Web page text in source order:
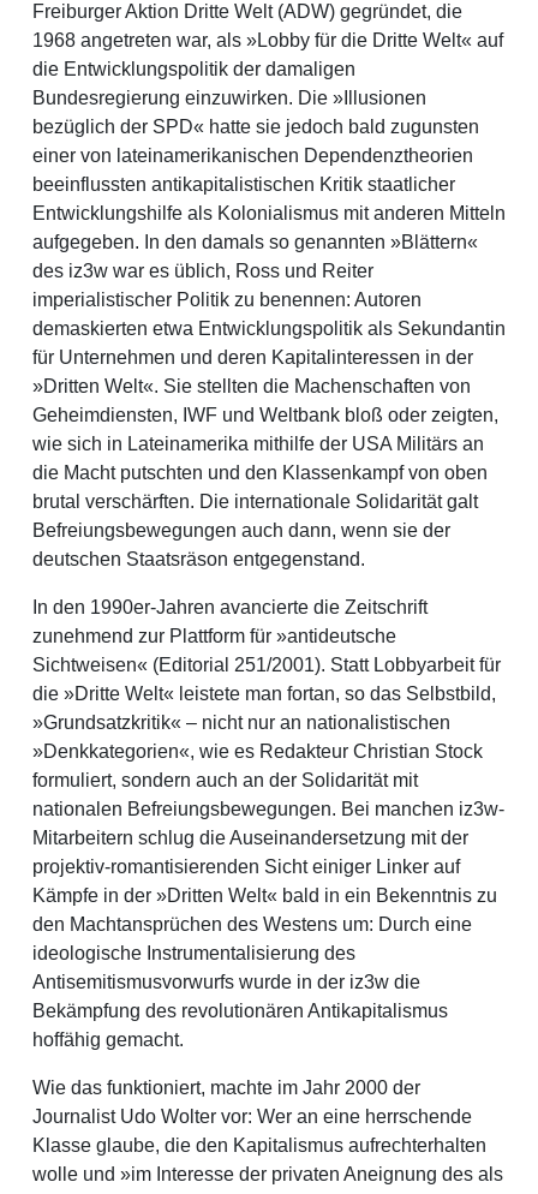
Freiburger Aktion Dritte Welt (ADW) gegründet, die
1968 angetreten war, als »Lobby für die Dritte Welt« auf
die Entwicklungspolitik der damaligen
Bundesregierung einzuwirken. Die »Illusionen
bezüglich der SPD« hatte sie jedoch bald zugunsten
einer von lateinamerikanischen Dependenztheorien
beeinflussten antikapitalistischen Kritik staatlicher
Entwicklungshilfe als Kolonialismus mit anderen Mitteln
aufgegeben. In den damals so genannten »Blättern«
des iz3w war es üblich, Ross und Reiter
imperialistischer Politik zu benennen: Autoren
demaskierten etwa Entwicklungspolitik als Sekundantin
für Unternehmen und deren Kapitalinteressen in der
»Dritten Welt«. Sie stellten die Machenschaften von
Geheimdiensten, IWF und Weltbank bloß oder zeigten,
wie sich in Lateinamerika mithilfe der USA Militärs an
die Macht putschten und den Klassenkampf von oben
brutal verschärften. Die internationale Solidarität galt
Befreiungsbewegungen auch dann, wenn sie der
deutschen Staatsräson entgegenstand.
In den 1990er-Jahren avancierte die Zeitschrift
zunehmend zur Plattform für »antideutsche
Sichtweisen« (Editorial 251/2001). Statt Lobbyarbeit für
die »Dritte Welt« leistete man fortan, so das Selbstbild,
»Grundsatzkritik« – nicht nur an nationalistischen
»Denkkategorien«, wie es Redakteur Christian Stock
formuliert, sondern auch an der Solidarität mit
nationalen Befreiungsbewegungen. Bei manchen iz3w-
Mitarbeitern schlug die Auseinandersetzung mit der
projektiv-romantisierenden Sicht einiger Linker auf
Kämpfe in der »Dritten Welt« bald in ein Bekenntnis zu
den Machtansprüchen des Westens um: Durch eine
ideologische Instrumentalisierung des
Antisemitismusvorwurfs wurde in der iz3w die
Bekämpfung des revolutionären Antikapitalismus
hoffähig gemacht.
Wie das funktioniert, machte im Jahr 2000 der
Journalist Udo Wolter vor: Wer an eine herrschende
Klasse glaube, die den Kapitalismus aufrechterhalten
wolle und »im Interesse der privaten Aneignung des als